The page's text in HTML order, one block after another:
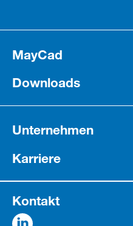
MayCad
Downloads
Unternehmen
Karriere
Kontakt